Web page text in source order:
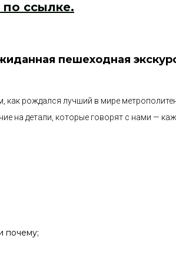
по ссылке.
пешеходная
рождался лучший в мире
на детали, которые говорят с нами —
почему;